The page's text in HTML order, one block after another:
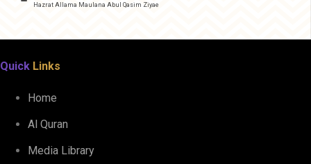
Hazrat Allama Maulana Abul Qasim Ziyae
Quick Links
Home
Al Quran
Media Library